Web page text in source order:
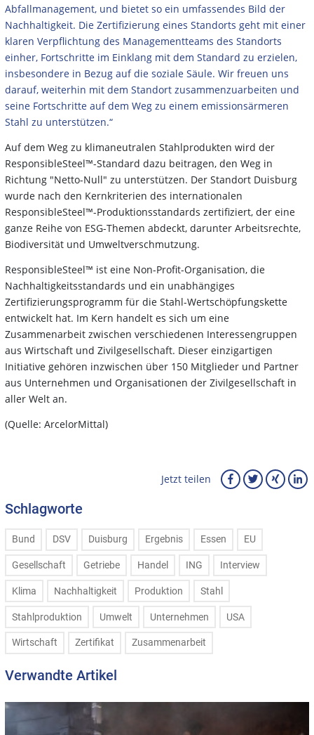
Abfallmanagement, und bietet so ein umfassendes Bild der
Nachhaltigkeit. Die Zertifizierung eines Standorts geht mit einer
klaren Verpflichtung des Managementteams des Standorts
einher, Fortschritte im Einklang mit dem Standard zu erzielen,
insbesondere in Bezug auf die soziale Säule. Wir freuen uns
darauf, weiterhin mit dem Standort zusammenzuarbeiten und
seine Fortschritte auf dem Weg zu einem emissionsärmeren
Stahl zu unterstützen.“
Auf dem Weg zu klimaneutralen Stahlprodukten wird der
ResponsibleSteel™-Standard dazu beitragen, den Weg in
Richtung "Netto-Null" zu unterstützen. Der Standort Duisburg
wurde nach den Kernkriterien des internationalen
ResponsibleSteel™-Produktionsstandards zertifiziert, der eine
ganze Reihe von ESG-Themen abdeckt, darunter Arbeitsrechte,
Biodiversität und Umweltverschmutzung.
ResponsibleSteel™ ist eine Non-Profit-Organisation, die
Nachhaltigkeitsstandards und ein unabhängiges
Zertifizierungsprogramm für die Stahl-Wertschöpfungskette
entwickelt hat. Im Kern handelt es sich um eine
Zusammenarbeit zwischen verschiedenen Interessengruppen
aus Wirtschaft und Zivilgesellschaft. Dieser einzigartigen
Initiative gehören inzwischen über 150 Mitglieder und Partner
aus Unternehmen und Organisationen der Zivilgesellschaft in
aller Welt an.
(Quelle: ArcelorMittal)
Jetzt teilen
Schlagworte
Bund DSV Duisburg Ergebnis Essen EU
Gesellschaft Getriebe Handel ING Interview
Klima Nachhaltigkeit Produktion Stahl
Stahlproduktion Umwelt Unternehmen USA
Wirtschaft Zertifikat Zusammenarbeit
Verwandte Artikel